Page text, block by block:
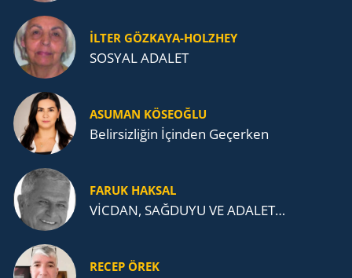
İLTER GÖZKAYA-HOLZHEY
SOSYAL ADALET
ASUMAN KÖSEOĞLU
Belirsizliğin İçinden Geçerken
FARUK HAKSAL
VİCDAN, SAĞ­DU­YU VE ADA­LET…
RECEP ÖREK